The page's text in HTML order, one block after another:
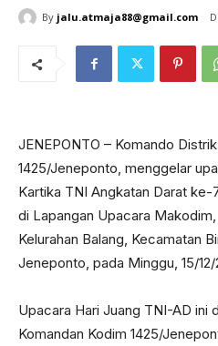
By jalu.atmaja88@gmail.com
JENEPONTO – Komando
1425/Jeneponto, menggelar
Kartika TNI Angkatan Darat ke-
di Lapangan Upacara
Kelurahan Balang, Kecamatan
Jeneponto, pada Minggu, 15/12/
Upacara Hari Juang TNI-AD ini
Komandan Kodim 1425/